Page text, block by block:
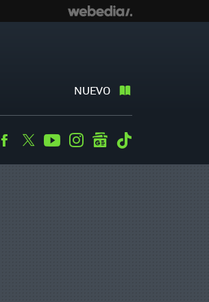
NUEVO
Facebook
TwitterYoutubeInstagramgooglenews